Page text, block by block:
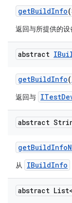
getBuildInfo
返回与所提供的
abstract
getBuildInfo(
返回与
abstract
getBuildInfo
从 IBuildInfo
abstract List<